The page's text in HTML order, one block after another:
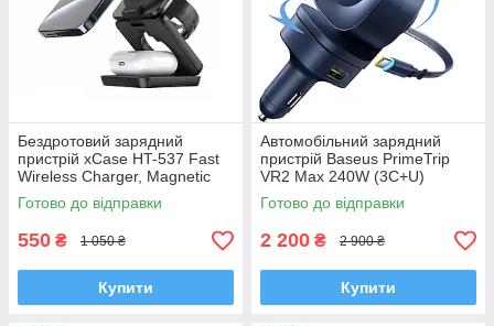
Бездротовий зарядний
пристрій xCase HT-537 Fast
Wireless Charger, Magnetic
MagSafe 3 в 1 для iPhone
Готово до відправки
550 ₴ 1 050 ₴
Купити
Автомобільний зарядний
пристрій Baseus PrimeTrip
VR2 Max 240W (3C+U)
(C02067) Cosmic Black + 2
вбудовані кабелі USB-C
Готово до відправки
2 200 ₴ 2 900 ₴
Купити